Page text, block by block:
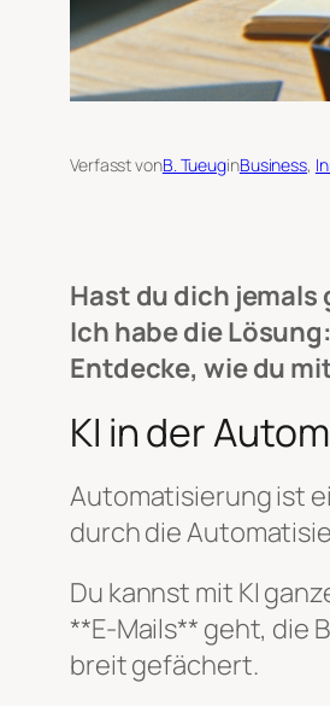
Verfasst vonB. TueuginBusiness,
Hast du dich
Ich habe die
Entdecke, wie du
KI in der
Automatisierung ist
durch die
Du kannst mit KI
**E-Mails** geht, die
breit gefächert.